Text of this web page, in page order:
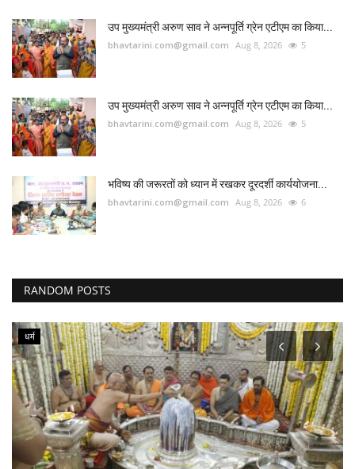
उप मुख्यमंत्री अरुण साव ने अन्नपूर्ति ग्रेन एटीएम का किया...
bhavtarini.com@gmail.com Aug 8, 2026 5
उप मुख्यमंत्री अरुण साव ने अन्नपूर्ति ग्रेन एटीएम का किया...
bhavtarini.com@gmail.com Aug 8, 2026 5
भविष्य की जरूरतों को ध्यान में रखकर दूरदर्शी कार्ययोजना...
bhavtarini.com@gmail.com Aug 8, 2026 6
RANDOM POSTS
धर्म